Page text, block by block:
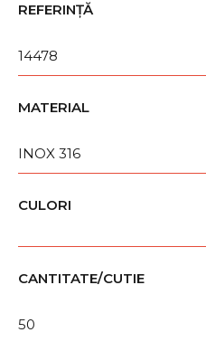
REFERINȚĂ
14478
MATERIAL
INOX 316
CULORI
CANTITATE/CUTIE
50